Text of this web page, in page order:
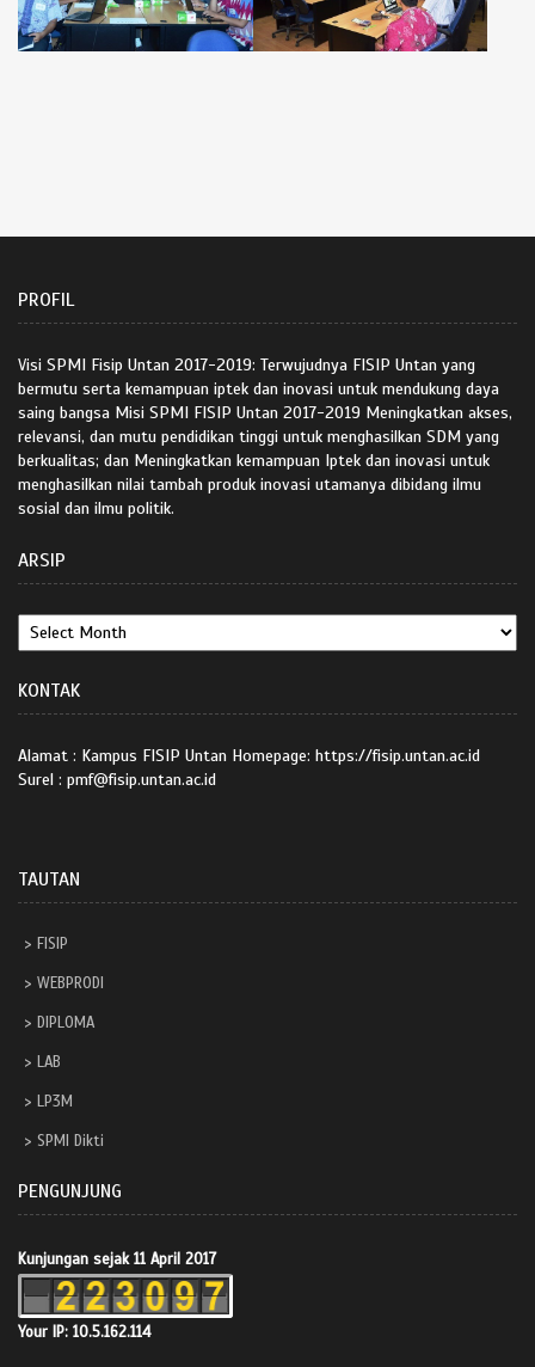
PROFIL
Visi SPMI Fisip Untan 2017-2019: Terwujudnya FISIP Untan yang
bermutu serta kemampuan iptek dan inovasi untuk mendukung daya
saing bangsa Misi SPMI FISIP Untan 2017-2019 Meningkatkan akses,
relevansi, dan mutu pendidikan tinggi untuk menghasilkan SDM yang
berkualitas; dan Meningkatkan kemampuan Iptek dan inovasi untuk
menghasilkan nilai tambah produk inovasi utamanya dibidang ilmu
sosial dan ilmu politik.
ARSIP
KONTAK
Alamat : Kampus FISIP Untan Homepage: https://fisip.untan.ac.id
Surel : pmf@fisip.untan.ac.id
TAUTAN
FISIP
WEBPRODI
DIPLOMA
LAB
LP3M
SPMI Dikti
PENGUNJUNG
Kunjungan sejak 11 April 2017
Your IP: 10.5.162.114